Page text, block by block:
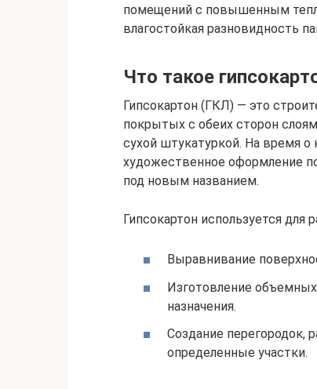
помещений с повышенным
влагостойкая разновидность
Что такое
Гипсокартон (ГКЛ) — это
покрытых с обеих сторон
сухой штукатуркой. На время
художественное оформление
под новым названием.
Гипсокартон используется для
Выравнивание
Изготовление
назначения.
Создание перегородок,
определенные участки.